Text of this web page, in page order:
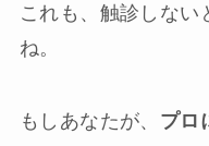
これも、触診しない
ね。
もしあなたが、 プロ